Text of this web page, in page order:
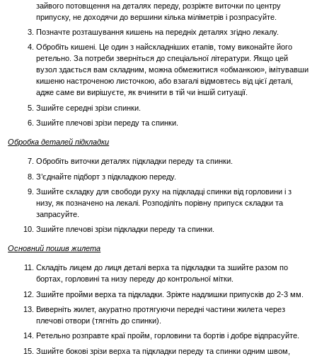
зайвого потовщення на деталях переду, розріжте виточки по центру
припуску, не доходячи до вершини кілька міліметрів і розпрасуйте.
Позначте розташування кишень на передніх деталях згідно лекалу.
Обробіть кишені. Це один з найскладніших етапів, тому виконайте його
ретельно. За потреби зверніться до спеціальної літератури. Якщо цей
вузол здається вам складним, можна обмежитися «обманкою», імітувавши
кишеню настроченою листочкою, або взагалі відмовтесь від цієї деталі,
адже саме ви вирішуєте, як вчинити в тій чи іншій ситуації.
Зшийте середні зрізи спинки.
Зшийте плечові зрізи переду та спинки.
Обробка деталей підкладки
Обробіть виточки деталях підкладки переду та спинки.
З’єднайте підборт з підкладкою переду.
Зшийте складку для свободи руху на підкладці спинки від горловини і з
низу, як позначено на лекалі. Розподіліть порівну припуск складки та
запрасуйте.
Зшийте плечові зрізи підкладки переду та спинки.
Основний пошив жилета
Складіть лицем до лиця деталі верха та підкладки та зшийте разом по
бортах, горловині та низу переду до контрольної мітки.
Зшийте пройми верха та підкладки. Зріжте надлишки припусків до 2-3 мм.
Виверніть жилет, акуратно протягуючи передні частини жилета через
плечові отвори (тягніть до спинки).
Ретельно розправте краї пройм, горловини та бортів і добре відпрасуйте.
Зшийте бокові зрізи верха та підкладки переду та спинки одним швом,